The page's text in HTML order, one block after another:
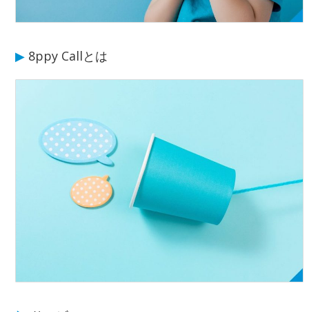
▶ 8ppy Callとは